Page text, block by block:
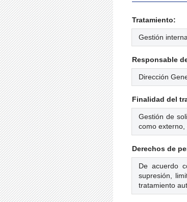
Tratamiento:
Gestión
Responsable
Dirección
Finalidad del
Gestión de
como
Derechos de
De acuerdo
supresión,
tratamiento